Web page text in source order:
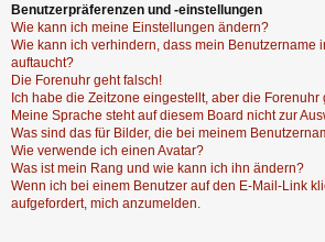
Benutzerpräferenzen und -einstellungen
Wie kann ich meine Einstellungen ändern?
Wie kann ich verhindern, dass mein Benutzername
auftaucht?
Die Forenuhr geht falsch!
Ich habe die Zeitzone eingestellt, aber die Forenuhr
Meine Sprache steht auf diesem Board nicht zur
Was sind das für Bilder, die bei meinem
Wie verwende ich einen Avatar?
Was ist mein Rang und wie kann ich ihn ändern?
Wenn ich bei einem Benutzer auf den E-Mail-Link
aufgefordert, mich anzumelden.